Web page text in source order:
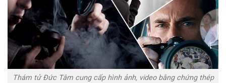
Thám tử Đức Tâm cung cấp hình ảnh, video bằng chứng thép